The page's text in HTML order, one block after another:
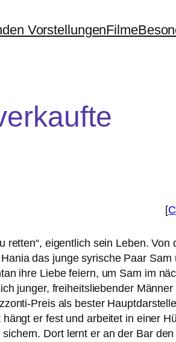
VorstellungenFilme
[
ret­ten“, eigent­lich sein Leben.
das jun­ge syri­sche Paar
ihre Liebe fei­ern, um Sam im
jun­ger, frei­heits­lie­ben­der
Preis als bes­ter
er fest und arbei­tet in einer
Dort lernt er an der Bar